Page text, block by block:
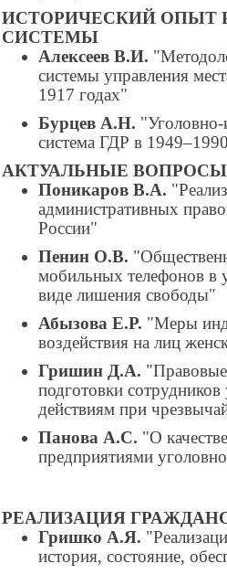
ИСТОРИЧЕСКИЙ ОПЫТ
СИСТЕМЫ
Алексеев В.И.
системы управления
1917 годах"
Бурцев А.Н. "Уголовно-
система ГДР в
АКТУАЛЬНЫЕ
Поникаров В.А.
административных
России"
Пенин О.В.
мобильных телефонов в
виде лишения свободы"
Абызова Е.Р. "Меры
воздействия на лиц
Гришин Д.А.
подготовки
действиям при
Панова А.С. "О
предприятиями
РЕАЛИЗАЦИЯ
Гришко А.Я.
история, состояние,